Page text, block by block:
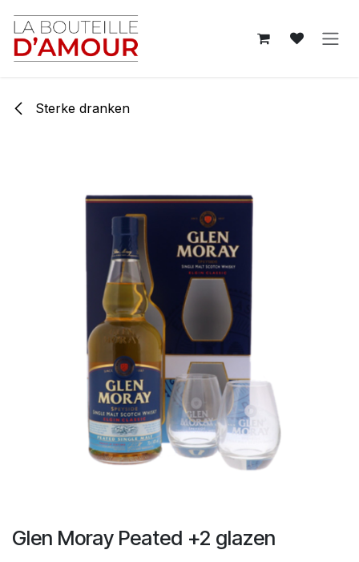
Sterke dranken
Glen Moray Peated +2 glazen